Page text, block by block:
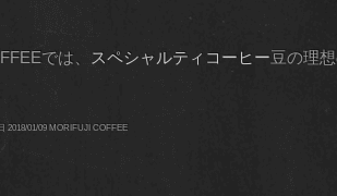
では、 スペシャルティコーヒー豆の理
2018/01/09 MORIFUJI COFFEE